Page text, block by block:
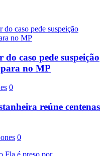
caso pede suspeição
no MP
0
reúne centenas
0